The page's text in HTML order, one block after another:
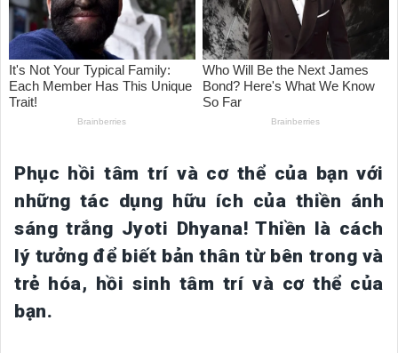
Phục hồi tâm trí và cơ thể của bạn với
những tác dụng hữu ích của thiền ánh
sáng trắng Jyoti Dhyana! Thiền là cách
lý tưởng để biết bản thân từ bên trong và
trẻ hóa, hồi sinh tâm trí và cơ thể của
bạn.